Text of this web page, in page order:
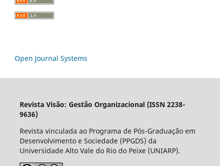
Open Journal Systems
Revista Visão: Gestão Organizacional (ISSN 2238-
9636)
Revista vinculada ao Programa de Pós-Graduação em
Desenvolvimento e Sociedade (PPGDS) da
Universidade Alto Vale do Rio do Peixe (UNIARP).